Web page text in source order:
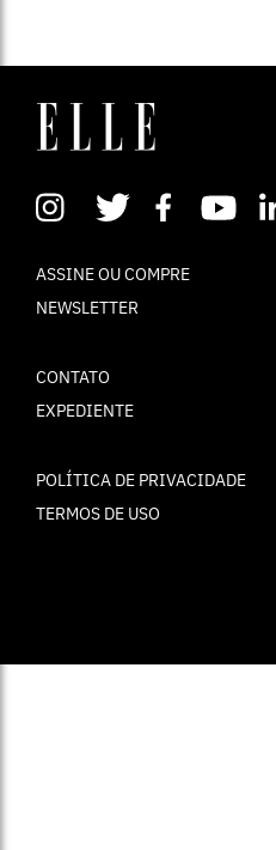
ASSINE OU COMPRE
NEWSLETTER
CONTATO
EXPEDIENTE
POLÍTICA DE PRIVACIDADE
TERMOS DE USO